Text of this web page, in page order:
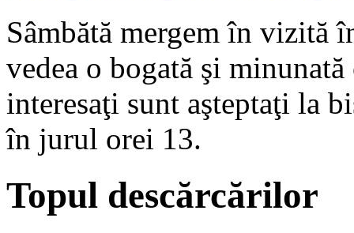
Sâmbătă mergem în vizită
vedea o bogată şi
interesaţi sunt aşteptaţi la
în jurul orei 13.
Topul descărcărilor